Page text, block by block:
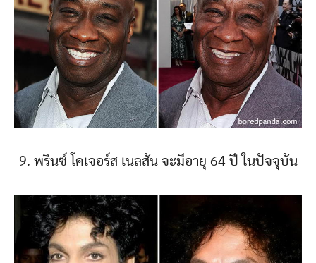
9. พรินซ์ โคเจอร์ส เนลสัน จะมีอายุ 64 ปี ในปัจจุบัน